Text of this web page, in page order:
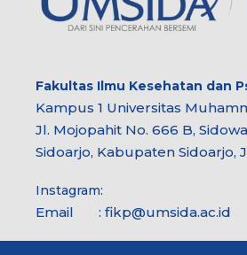
Fakultas Ilmu Kesehatan dan
Kampus 1 Universitas
Jl. Mojopahit No. 666 B,
Sidoarjo, Kabupaten Sidoarjo,
Instagram:
Email : fikp@umsida.ac.id